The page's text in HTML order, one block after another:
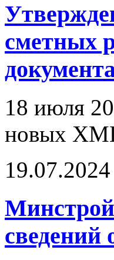
сметных
18 июля
новых
19.07.2024
Минстрой